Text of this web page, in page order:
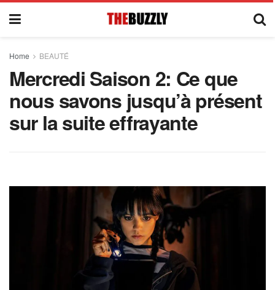
Home BEAUTÉ
Mercredi Saison 2: Ce que
nous savons jusqu’à présent
sur la suite effrayante